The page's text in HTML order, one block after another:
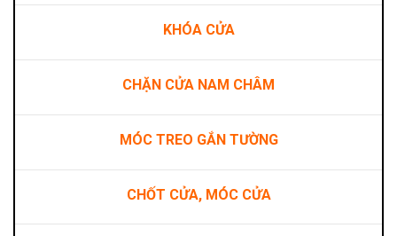
KHÓA CỬA
CHẶN CỬA NAM CHÂM
MÓC TREO GẮN TƯỜNG
CHỐT CỬA, MÓC CỬA